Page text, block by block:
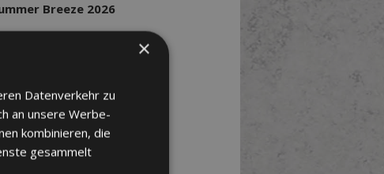
Breeze 2026
×
Datenverkehr zu
an unsere Werbe-
kombinieren, die
gesammelt